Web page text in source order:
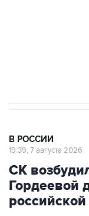
В РОССИИ
19:39, 7 августа 2026
СК
Гордеевой